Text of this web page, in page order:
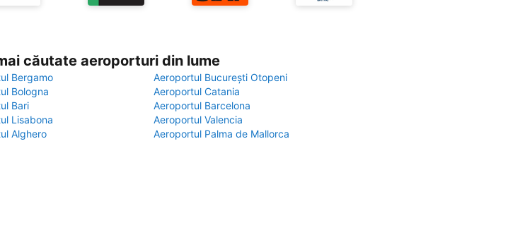
căutate aeroporturi din lume
Bergamo
Aeroportul București Otopeni
Bologna
Aeroportul Catania
Bari
Aeroportul Barcelona
Lisabona
Aeroportul Valencia
Alghero
Aeroportul Palma de Mallorca